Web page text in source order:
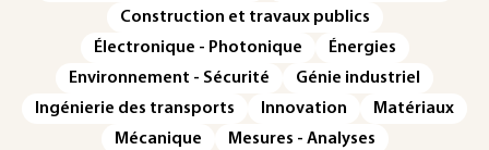
Construction et travaux publics
Électronique - Photonique
Énergies
Environnement - Sécurité
Génie industriel
Ingénierie des transports
Innovation
Matériaux
Mécanique
Mesures - Analyses